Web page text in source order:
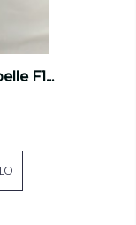
F1...